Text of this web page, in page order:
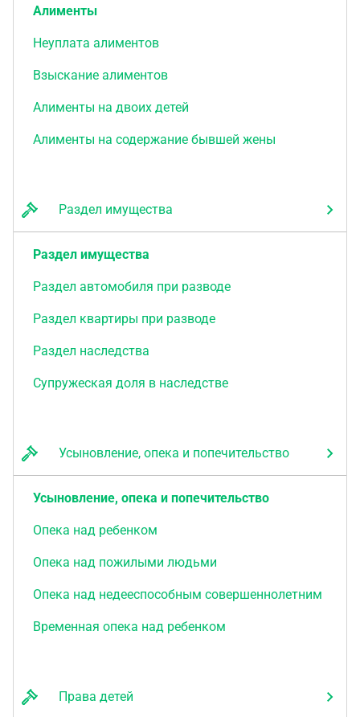
Алименты
Неуплата алиментов
Взыскание алиментов
Алименты на двоих детей
Алименты на содержание бывшей жены
Раздел имущества
Раздел имущества
Раздел автомобиля при разводе
Раздел квартиры при разводе
Раздел наследства
Супружеская доля в наследстве
Усыновление, опека и попечительство
Усыновление, опека и попечительство
Опека над ребенком
Опека над пожилыми людьми
Опека над недееспособным совершеннолетним
Временная опека над ребенком
Права детей